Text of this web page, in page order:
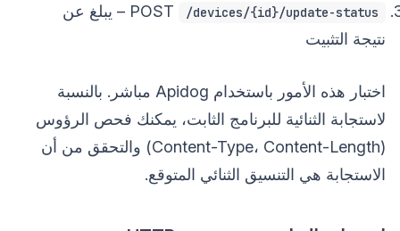
POST /devices/{id}/update-status
– يبلغ عن
نتيجة التثبيت
اختبار هذه الأمور باستخدام Apidog مباشر. بالنسبة
لاستجابة الثنائية للبرنامج الثابت، يمكنك فحص الرؤوس
(Content-Type، Content-Length) والتحقق من أن
الاستجابة هي التنسيق الثنائي المتوقع.